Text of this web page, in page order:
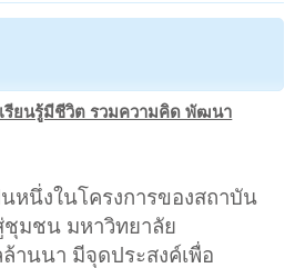
รียนรู้มีชีวิต รวมความคิด พัฒนา
หนึ่งในโครงการของสถาบัน
ชุมชน มหาวิทยาลัย
านนา มีจุดประสงค์เพื่อ